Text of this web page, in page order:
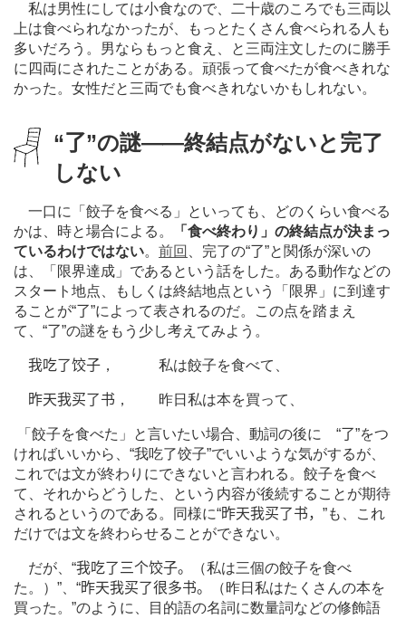
私は男性にしては小食なので、二十歳のころでも三両以
上は食べられなかったが、もっとたくさん食べられる人も
多いだろう。男ならもっと食え、と三両注文したのに勝手
に四両にされたことがある。頑張って食べたが食べきれな
かった。女性だと三両でも食べきれないかもしれない。
“了”の謎――終結点がないと完了
しない
一口に「餃子を食べる」といっても、どのくらい食べる
かは、時と場合による。
「食べ終わり」の終結点が決まっ
ているわけではない。 前回 、完了の“了”と関係が深いの
は、「限界達成」であるという話をした。ある動作などの
スタート地点、もしくは終結地点という「限界」に到達す
ることが“了”によって表されるのだ。この点を踏まえ
て、“了”の謎をもう少し考えてみよう。
我吃了饺子 ， 私は餃子を食べて、
昨天我买了书 ， 昨日私は本を買って、
「餃子を食べた」と言いたい場合、動詞の後に “了”をつ
ければいいから、“我吃了饺子”でいいような気がするが、
これでは文が終わりにできないと言われる。餃子を食べ
て、それからどうした、という内容が後続することが期待
されるというのである。同様に“昨天我买了书， ”も、これ
だけでは文を終わらせることができない。
だが、“我吃了三个饺子。
（私は三個の餃子を食べ
た。）”、“昨天我买了很多书。
（昨日私はたくさんの本を
買った。”のように、目的語の名詞に数量詞などの修飾語